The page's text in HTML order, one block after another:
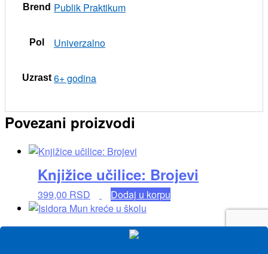
Brend Publik Praktikum
Pol Univerzalno
Uzrast 6+ godina
Povezani proizvodi
Knjižice učilice: Brojevi
399,00 RSD Dodaj u korpu
Isidora Mun kreće u školu